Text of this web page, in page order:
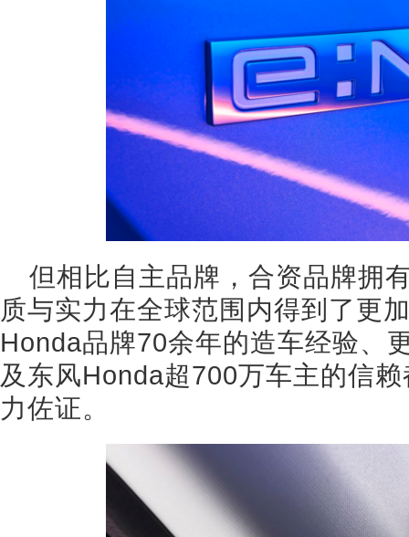
但相比自主品牌，合资品牌拥
质与实力在全球范围内得到了更
Honda品牌70余年的造车经验、
及东风Honda超700万车主的信
力佐证。